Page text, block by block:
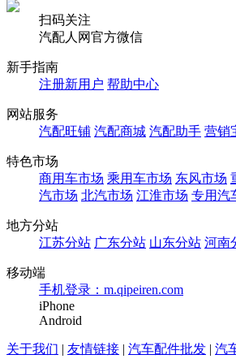
扫码关注
汽配人网官方微信
新手指南
注册新用户 帮助中心
网站服务
汽配旺铺 汽配商城 汽配助手 营销
特色市场
商用车市场 乘用车市场 东风市场
汽市场 北汽市场 江淮市场 专用汽
地方分站
江苏分站 广东分站 山东分站 河南
移动端
手机登录：m.qipeiren.com
iPhone
Android
关于我们 | 友情链接 | 汽车配件批发 | 汽